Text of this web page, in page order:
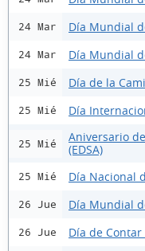
24 Mar Día Mundial
24 Mar Día Mundial
25 Mié Día de la
25 Mié Día
25 Mié
Aniversario
(EDSA)
25 Mié Día Nacional
26 Jue Día Mundial
26 Jue Día de